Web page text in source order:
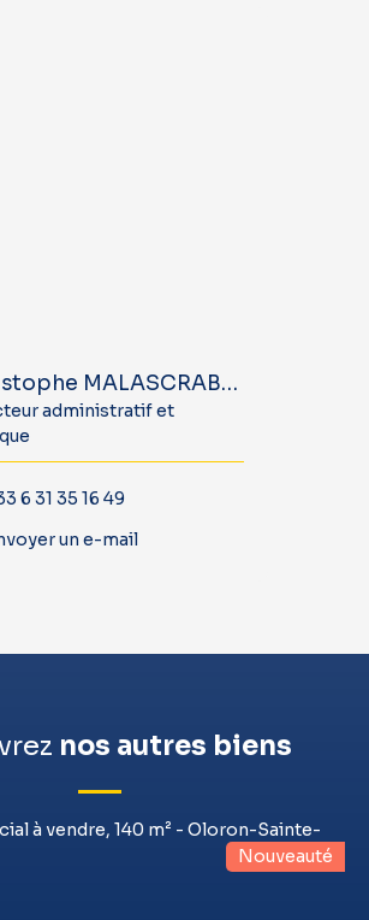
Christophe MALASCRABES
administratif et
6 31 35 16 49
un e-mail
nos autres biens
Nouveauté